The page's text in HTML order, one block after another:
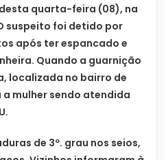
quarta-feira (08), na
suspeito foi detido por
após ter espancado e
Quando a guarnição
localizada no bairro de
mulher sendo atendida
de 3º. grau nos seios,